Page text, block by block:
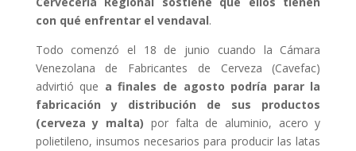
con qué enfrentar el vendaval.
Todo comenzó el 18 de junio cuando la Cámara
Venezolana de Fabricantes de Cerveza (Cavefac)
advirtió que a finales de agosto podría parar la
fabricación y distribución de sus productos
(cerveza y malta) por falta de aluminio, acero y
polietileno, insumos necesarios para producir las latas